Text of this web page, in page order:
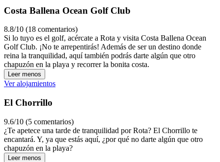
Costa Ballena Ocean Golf Club
8.8/10 (18 comentarios)
Si lo tuyo es el golf, acércate a Rota y visita Costa Ballena Ocean
Golf Club. ¡No te arrepentirás! Además de ser un destino donde
reina la tranquilidad, aquí también podrás darte algún que otro
chapuzón en la playa y recorrer la bonita costa.
Leer menos
Ver alojamientos
El Chorrillo
9.6/10 (5 comentarios)
¿Te apetece una tarde de tranquilidad por Rota? El Chorrillo te
encantará. Y, ya que estás aquí, ¿por qué no darte algún que otro
chapuzón en la playa?
Leer menos